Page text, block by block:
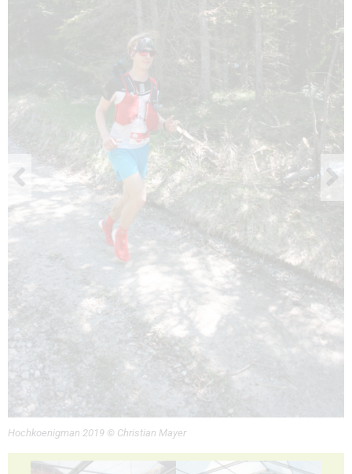
Hochkoenigman 2019 © Christian Mayer